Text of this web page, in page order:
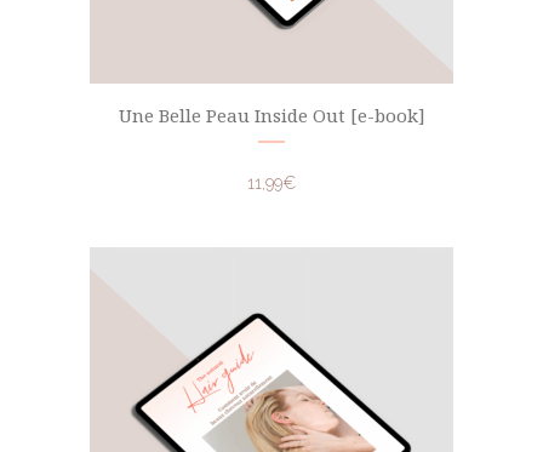
Une Belle Peau Inside Out [e-book]
11,99€